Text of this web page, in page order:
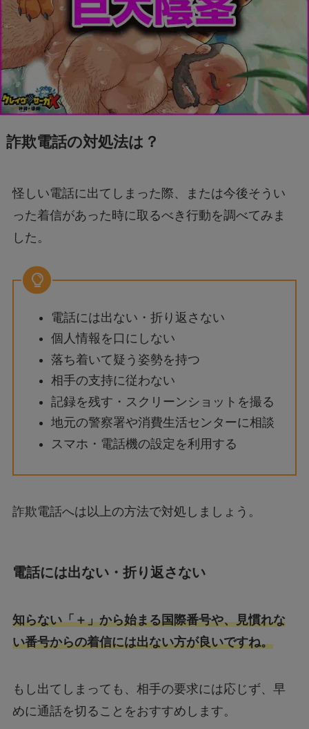
詐欺電話の対処法は？
怪しい電話に出てしまった際、または今後そうい
った着信があった時に取るべき行動を調べてみま
した。
電話には出ない・折り返さない
個人情報を口にしない
落ち着いて疑う姿勢を持つ
相手の支持に従わない
記録を残す・スクリーンショットを撮る
地元の警察署や消費生活センターに相談
スマホ・電話機の設定を利用する
詐欺電話へは以上の方法で対処しましょう。
電話には出ない・折り返さない
知らない「＋」から始まる国際番号や、見慣れな
い番号からの着信には出ない方が良いですね。
もし出てしまっても、相手の要求には応じず、早
めに通話を切ることをおすすめします。